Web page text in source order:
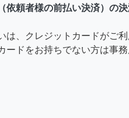
依頼者様の前払い決済）の
は、クレジットカードがご
ードをお持ちでない方は事